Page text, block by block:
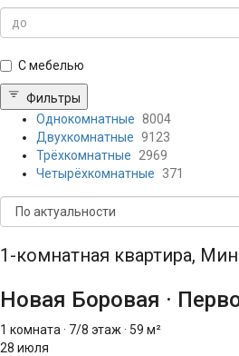
С мебелью
Фильтры
Однокомнатные 8004
Двухкомнатные 9123
Трёхкомнатные
2969
Четырёхкомнатные
371
1-комнатная квартира,
Новая Боровая ·
1 комната · 7/8 этаж · 59 м²
28 июля